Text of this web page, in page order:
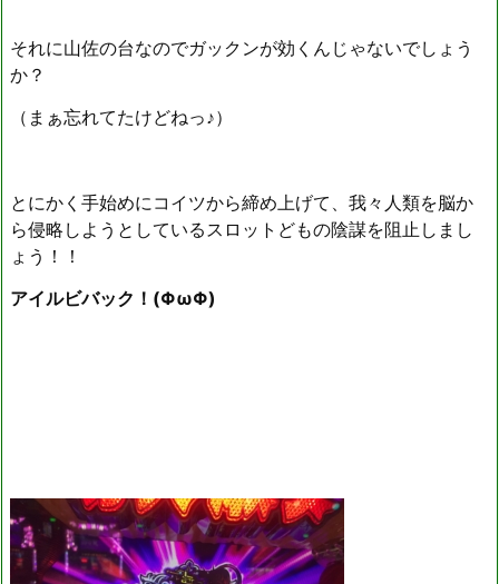
それに山佐の台なのでガックンが効くんじゃないでしょう
か？
（まぁ忘れてたけどねっ♪）
とにかく手始めにコイツから締め上げて、我々人類を脳か
ら侵略しようとしているスロットどもの陰謀を阻止しまし
ょう！！
アイルビバック！(ΦωΦ)